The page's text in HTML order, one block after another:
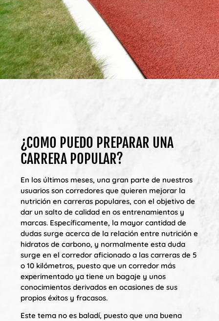
¿COMO PUEDO PREPARAR UNA
CARRERA POPULAR?
En los últimos meses, una gran parte de nuestros
usuarios son corredores que quieren mejorar la
nutrición en carreras populares, con el objetivo de
dar un salto de calidad en os entrenamientos y
marcas. Específicamente, la mayor cantidad de
dudas surge acerca de la relación entre nutrición e
hidratos de carbono, y normalmente esta duda
surge en el corredor aficionado a las carreras de 5
o 10 kilómetros, puesto que un corredor más
experimentado ya tiene un bagaje y unos
conocimientos derivados en ocasiones de sus
propios éxitos y fracasos.
Este tema no es baladí, puesto que una buena